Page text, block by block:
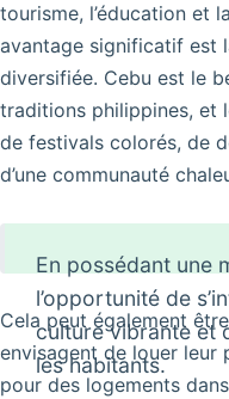
tourisme, l’éducation et
avantage significatif est
diversifiée. Cebu est le
traditions philippines, et
de festivals colorés, de
d’une communauté
En possédant une
l’opportunité de
culture vibrante et
les habitants.
Cela peut également
envisagent de louer leur
pour des logements